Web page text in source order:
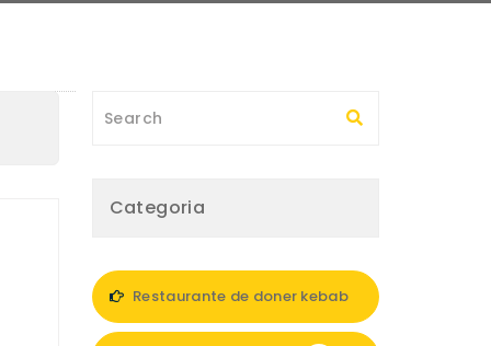
Categoria
Restaurante de doner kebab